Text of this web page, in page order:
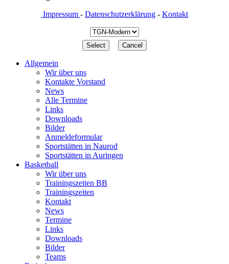
Impressum - Datenschutzerklärung - Kontakt
Allgemein
Wir über uns
Kontakte Vorstand
News
Alle Termine
Links
Downloads
Bilder
Anmeldeformular
Sportstätten in Naurod
Sportstätten in Auringen
Basketball
Wir über uns
Trainingszeiten BB
Trainingszeiten
Kontakt
News
Termine
Links
Downloads
Bilder
Teams